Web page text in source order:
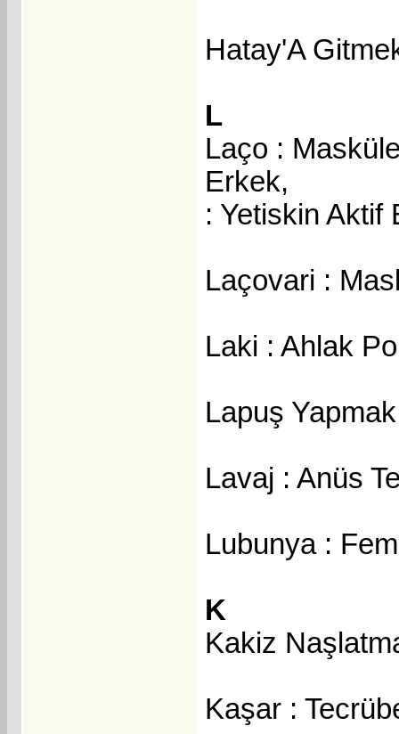
Hatay'A
L
Laço :
Erkek,
: Yetiskin Aktif
Laçovari :
Laki : Ahlak
Lapuş
Lavaj : Anüs
Lubunya :
K
Kakiz
Kaşar :